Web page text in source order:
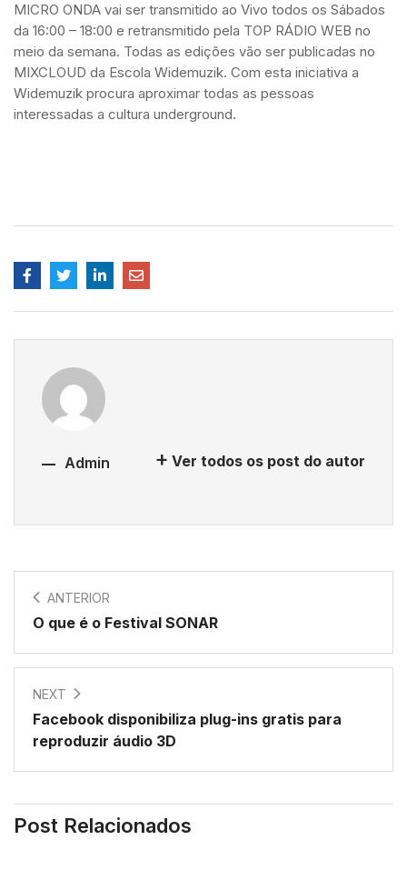
MICRO ONDA vai ser transmitido ao Vivo todos os Sábados
da 16:00 – 18:00 e retransmitido pela TOP RÁDIO WEB no
meio da semana. Todas as edições vão ser publicadas no
MIXCLOUD da Escola Widemuzik. Com esta iniciativa a
Widemuzik procura aproximar todas as pessoas
interessadas a cultura underground.
Admin Ver todos os post do autor
ANTERIOR
O que é o Festival SONAR
NEXT
Facebook disponibiliza plug-ins gratis para
reproduzir áudio 3D
Post Relacionados